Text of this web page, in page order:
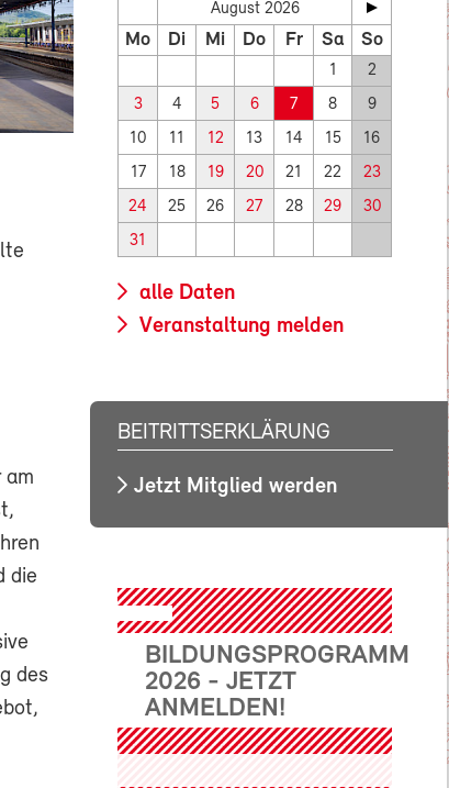
am
die
des
August 2026
Mo Di Mi Do Fr Sa So
1 2
3 4 5 6 7 8 9
10 11 12 13 14 15 16
17 18 19 20 21 22 23
24 25 26 27 28 29 30
31
alle Daten
Veranstaltung melden
BEITRITTSERKLÄRUNG
Jetzt Mitglied werden
BILDUNGSPROGRAMM
2026 - JETZT
ANMELDEN!